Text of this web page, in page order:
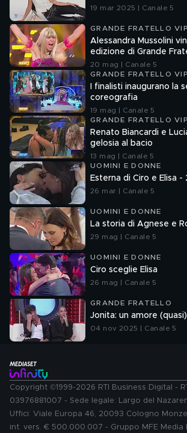
19 mar 2025 | Canale 5
GRANDE FRATELLO VIP
Alessandra Mussolini
edizione di Grande
20 mag | Canale 5
GRANDE FRATELLO VIP
I finalisti inaugurano la
coreografia
19 mag | Canale 5
GRANDE FRATELLO VIP
Renato Biancardi e
gelosia al bacio
13 mag | Canale 5
UOMINI E DONNE
Esterna di Ciro e Elisa -
26 mar | Canale 5
UOMINI E DONNE
La storia di Agnese e
29 mag | Canale 5
UOMINI E DONNE
Ciro sceglie Elisa
26 mag | Canale 5
GRANDE FRATELLO
Jonita: un amore
04 nov 2025 | Canale 5
Copyright ©1999-2026 RTI Business Digital -
03976881007 - Sede legale: Largo del
Uffici: Viale Europa 46, 20093 Cologno
int. vers. € 500.000.007 - Gruppo MFE Media